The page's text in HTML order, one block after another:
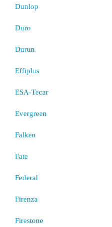
Dunlop
Duro
Durun
Effiplus
ESA-Tecar
Evergreen
Falken
Fate
Federal
Firenza
Firestone